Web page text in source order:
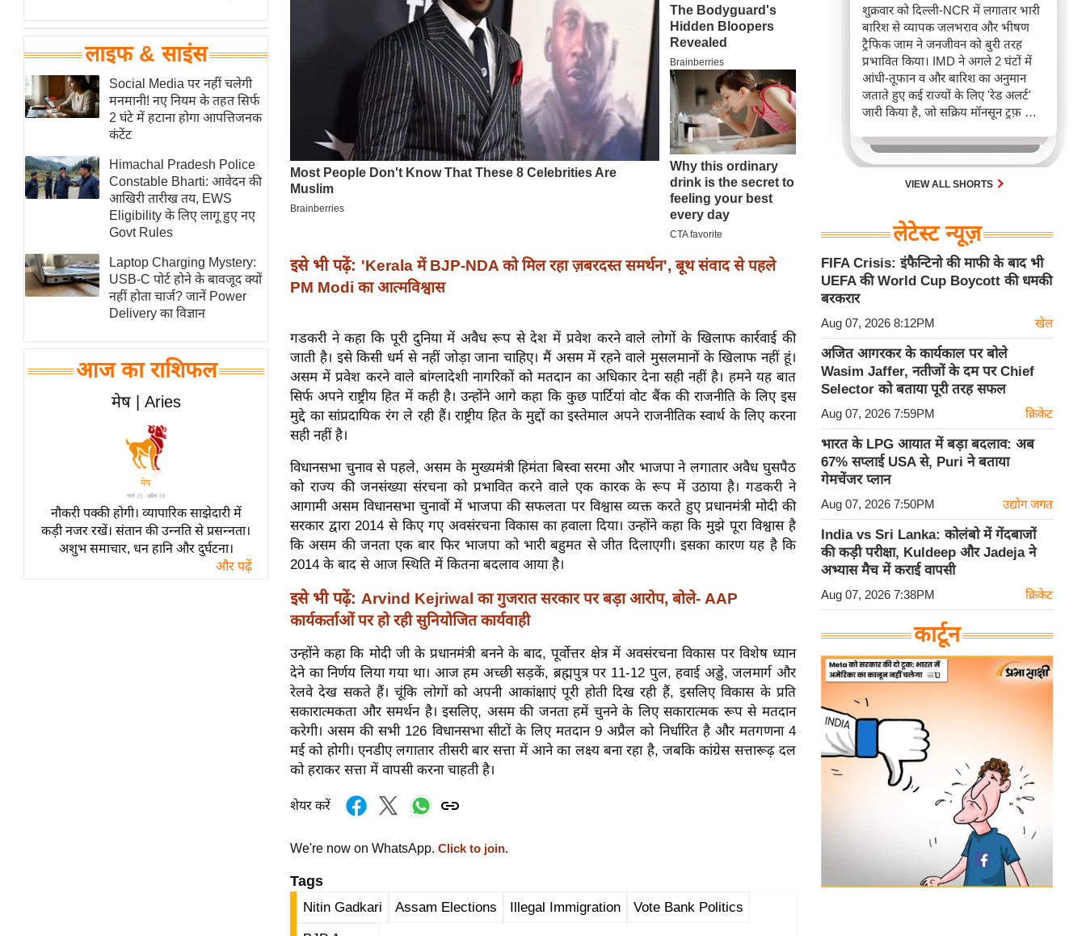
घरेलू नुस्खे
पर्यटन स्थल
फिटनेस मंत्रा
रिलेशनशिप
राजनीति
विश्लेषण
समसामयिक
मातृभूमि
एम.
आर.
आई.
समीक्षा
धर्म
ज्योतिष
त्योहार
राशिफल
विशेष
विश्लेषण
लाइफ & साइंस
Social Media पर नहीं चलेगी
मनमानी! नए नियम के तहत सिर्फ
2 घंटे में हटाना होगा आपत्तिजनक
कंटेंट
Himachal Pradesh Police
Constable Bharti: आवेदन की
आखिरी तारीख तय, EWS
Eligibility के लिए लागू हुए नए
Govt Rules
Laptop Charging Mystery:
USB-C पोर्ट होने के बावजूद क्यों
नहीं होता चार्ज? जानें Power
Delivery का विज्ञान
आज का राशिफल
मेष | Aries
नौकरी पक्की होगी। व्यापारिक साझेदारी में
कड़ी नजर रखें। संतान की उन्नति से प्रसन्नता।
अशुभ समाचार, धन हानि और दुर्घटना।
और पढ़ें
इसे भी पढ़ें: 'Kerala में BJP-NDA को मिल रहा ज़बरदस्त समर्थन', बूथ संवाद से पहले
PM Modi का आत्मविश्वास
गडकरी ने कहा कि पूरी दुनिया में अवैध रूप से देश में प्रवेश करने वाले लोगों के खिलाफ कार्रवाई की
जाती है। इसे किसी धर्म से नहीं जोड़ा जाना चाहिए। मैं असम में रहने वाले मुसलमानों के खिलाफ नहीं हूं।
असम में प्रवेश करने वाले बांग्लादेशी नागरिकों को मतदान का अधिकार देना सही नहीं है। हमने यह बात
सिर्फ अपने राष्ट्रीय हित में कही है। उन्होंने आगे कहा कि कुछ पार्टियां वोट बैंक की राजनीति के लिए इस
मुद्दे का सांप्रदायिक रंग ले रही हैं। राष्ट्रीय हित के मुद्दों का इस्तेमाल अपने राजनीतिक स्वार्थ के लिए करना
सही नहीं है।
विधानसभा चुनाव से पहले, असम के मुख्यमंत्री हिमंता बिस्वा सरमा और भाजपा ने लगातार अवैध घुसपैठ
को राज्य की जनसंख्या संरचना को प्रभावित करने वाले एक कारक के रूप में उठाया है। गडकरी ने
आगामी असम विधानसभा चुनावों में भाजपा की सफलता पर विश्वास व्यक्त करते हुए प्रधानमंत्री मोदी की
सरकार द्वारा 2014 से किए गए अवसंरचना विकास का हवाला दिया। उन्होंने कहा कि मुझे पूरा विश्वास है
कि असम की जनता एक बार फिर भाजपा को भारी बहुमत से जीत दिलाएगी। इसका कारण यह है कि
2014 के बाद से आज स्थिति में कितना बदलाव आया है।
इसे भी पढ़ें: Arvind Kejriwal का गुजरात सरकार पर बड़ा आरोप, बोले- AAP
कार्यकर्ताओं पर हो रही सुनियोजित कार्यवाही
उन्होंने कहा कि मोदी जी के प्रधानमंत्री बनने के बाद, पूर्वोत्तर क्षेत्र में अवसंरचना विकास पर विशेष ध्यान
देने का निर्णय लिया गया था। आज हम अच्छी सड़कें, ब्रह्मपुत्र पर 11-12 पुल, हवाई अड्डे, जलमार्ग और
रेलवे देख सकते हैं। चूंकि लोगों को अपनी आकांक्षाएं पूरी होती दिख रही हैं, इसलिए विकास के प्रति
सकारात्मकता और समर्थन है। इसलिए, असम की जनता हमें चुनने के लिए सकारात्मक रूप से मतदान
करेगी। असम की सभी 126 विधानसभा सीटों के लिए मतदान 9 अप्रैल को निर्धारित है और मतगणना 4
मई को होगी। एनडीए लगातार तीसरी बार सत्ता में आने का लक्ष्य बना रहा है, जबकि कांग्रेस सत्तारूढ़ दल
को हराकर सत्ता में वापसी करना चाहती है।
शेयर करें
We're now on WhatsApp. Click to join.
Tags
Nitin Gadkari Assam Elections Illegal Immigration Vote Bank Politics
शुक्रवार को दिल्ली-NCR में लगातार भारी
बारिश से व्यापक जलभराव और भीषण
ट्रैफिक जाम ने जनजीवन को बुरी तरह
प्रभावित किया। IMD ने अगले 2 घंटों में
आंधी-तूफान व और बारिश का अनुमान
जताते हुए कई राज्यों के लिए 'रेड अलर्ट'
जारी किया है, जो सक्रिय मॉनसून ट्रफ़ और
जिससे यातायात बाधित होने के साथ-साथ
सफदरजंग अस्पताल में भी जलभराव की
स्थिति बनी।VIEW ALL SHORTS
लेटेस्ट न्यूज़
FIFA Crisis: इंफैन्टिनो की माफी के बाद भी
UEFA की World Cup Boycott की धमकी
बरकरार
Aug 07, 2026 8:12PM खेल
अजित आगरकर के कार्यकाल पर बोले
Wasim Jaffer, नतीजों के दम पर Chief
Selector को बताया पूरी तरह सफल
Aug 07, 2026 7:59PM क्रिकेट
भारत के LPG आयात में बड़ा बदलाव: अब
67% सप्लाई USA से, Puri ने बताया
गेमचेंजर प्लान
Aug 07, 2026 7:50PM उद्योग जगत
India vs Sri Lanka: कोलंबो में गेंदबाजों
की कड़ी परीक्षा, Kuldeep और Jadeja ने
अभ्यास मैच में कराई वापसी
Aug 07, 2026 7:38PM क्रिकेट
कार्टून